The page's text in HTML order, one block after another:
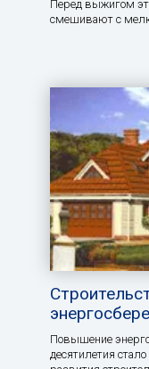
Перед выжигом
смешивают с
Повышение
десятилетия